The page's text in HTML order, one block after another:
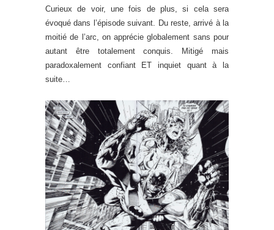
Curieux de voir, une fois de plus, si cela sera
évoqué dans l’épisode suivant. Du reste, arrivé à la
moitié de l’arc, on apprécie globalement sans pour
autant être totalement conquis. Mitigé mais
paradoxalement confiant ET inquiet quant à la
suite…